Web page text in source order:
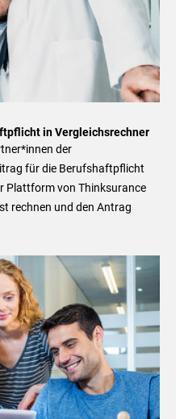
in Vergleichsrechner
der
für die Berufshaftpflicht
Plattform von Thinksurance
rechnen und den Antrag